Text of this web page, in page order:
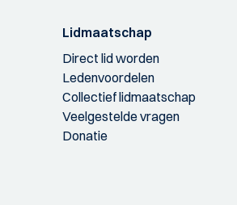
Lidmaatschap
Direct lid worden
Ledenvoordelen
Collectief lidmaatschap
Veelgestelde vragen
Donatie